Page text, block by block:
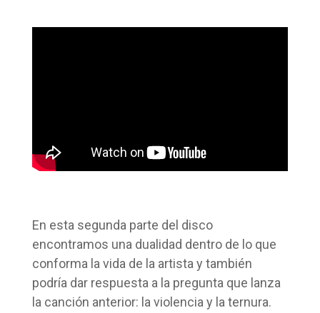
En esta segunda parte del disco
encontramos una dualidad dentro de lo que
conforma la vida de la artista y también
podría dar respuesta a la pregunta que lanza
la canción anterior: la violencia y la ternura.